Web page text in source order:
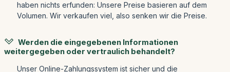
haben nichts erfunden: Unsere Preise basieren auf dem
Volumen. Wir verkaufen viel, also senken wir die Preise.
Werden die eingegebenen Informationen
weitergegeben oder vertraulich behandelt?
Unser Online-Zahlungssystem ist sicher und die